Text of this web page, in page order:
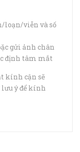
loạn/viễn và số
gửi ảnh chân
định tâm mắt
kính cận sẽ
ý để kính